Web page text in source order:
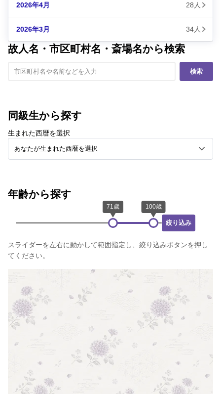
2026年4月 28人
2026年3月 34人
故人名・市区町村名・斎場名から検索
検索
同級生から探す
生まれた西暦を選択
年齢から探す
絞り込み
スライダーを左右に動かして範囲指定し、絞り込みボタンを押し
てください。